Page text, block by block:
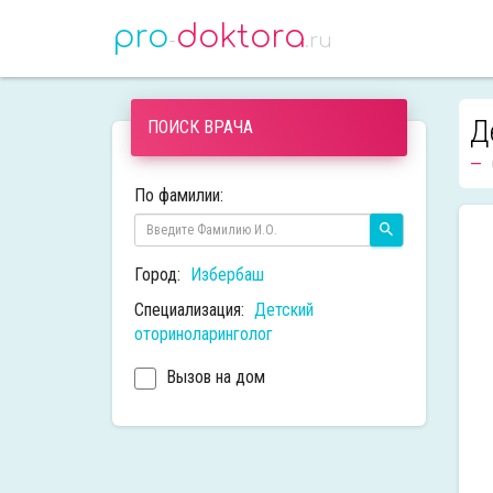
pro-doktora.ru
ПОИСК ВРАЧА
По фамилии:
Город: Избербаш
Специализация: Детский
оториноларинголог
Вызов на дом